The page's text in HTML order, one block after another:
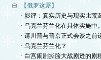
【俄罗这厮】
· 影评：真实历史与现实比荒
· 乌克兰芬兰化在具体实施中
· 请川普与普京正式会谈之前
· 乌克兰芬兰化？
· 白宫闹剧撕脸大战剧透的剧